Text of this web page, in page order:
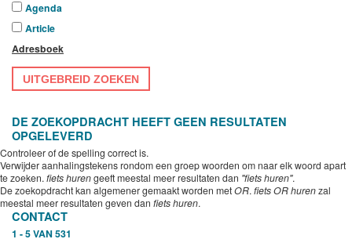
Agenda
Article
Adresboek
UITGEBREID ZOEKEN
DE ZOEKOPDRACHT HEEFT GEEN RESULTATEN
OPGELEVERD
Controleer of de spelling correct is.
Verwijder aanhalingstekens rondom een groep woorden om naar elk woord apart
te zoeken. fiets hurengeeft meestal meer resultaten dan "fiets huren".
De zoekopdracht kan algemener gemaakt worden metOR. fiets OR hurenzal
meestal meer resultaten geven dan fiets huren.
CONTACT
1 - 5 VAN 531